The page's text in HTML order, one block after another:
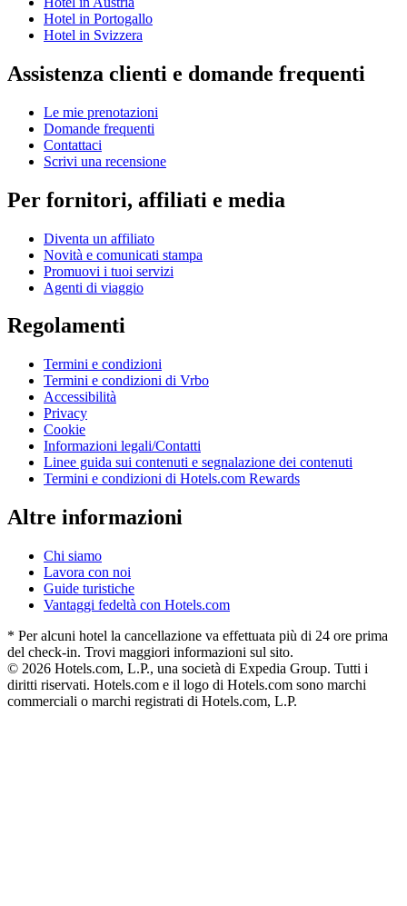
Hotel in Portogallo
Hotel in Svizzera
Assistenza clienti e domande frequenti
Le mie prenotazioni
Domande frequenti
Contattaci
Scrivi una recensione
Per fornitori, affiliati e media
Diventa un affiliato
Novità e comunicati stampa
Promuovi i tuoi servizi
Agenti di viaggio
Regolamenti
Termini e condizioni
Termini e condizioni di Vrbo
Accessibilità
Privacy
Cookie
Informazioni legali/Contatti
Linee guida sui contenuti e segnalazione dei contenuti
Termini e condizioni di Hotels.com Rewards
Altre informazioni
Chi siamo
Lavora con noi
Guide turistiche
Vantaggi fedeltà con Hotels.com
* Per alcuni hotel la cancellazione va effettuata più di 24 ore prima
del check-in. Trovi maggiori informazioni sul sito.
© 2026 Hotels.com, L.P., una società di Expedia Group. Tutti i
diritti riservati. Hotels.com e il logo di Hotels.com sono marchi
commerciali o marchi registrati di Hotels.com, L.P.